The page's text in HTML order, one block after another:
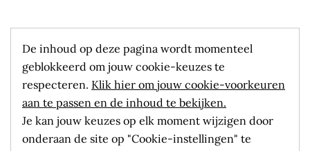
De inhoud op deze pagina wordt momenteel
geblokkeerd om jouw cookie-keuzes te
respecteren. Klik hier om jouw cookie-voorkeuren
aan te passen en de inhoud te bekijken.
Je kan jouw keuzes op elk moment wijzigen door
onderaan de site op "Cookie-instellingen" te